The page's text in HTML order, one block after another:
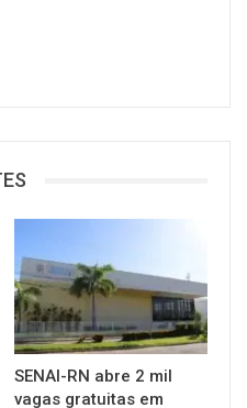
SENAI-RN abre 2 mil
vagas gratuitas em